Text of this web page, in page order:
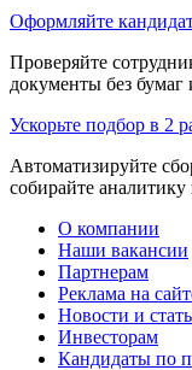
Оформляйте
Проверяйте
документы без
Ускорьте подбор в 2
Автоматизируйте
собирайте аналитику
О компании
Наши вакансии
Партнерам
Реклама на
Новости и
Инвесторам
Кандидаты по